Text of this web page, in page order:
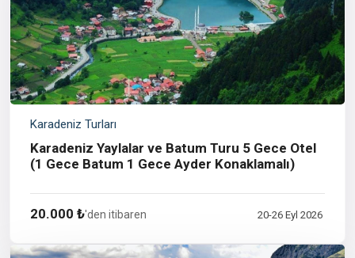
Karadeniz Turları
Karadeniz Yaylalar ve Batum Turu 5 Gece Otel
(1 Gece Batum 1 Gece Ayder Konaklamalı)
20.000 ₺'den itibaren 20-26 Eyl 2026